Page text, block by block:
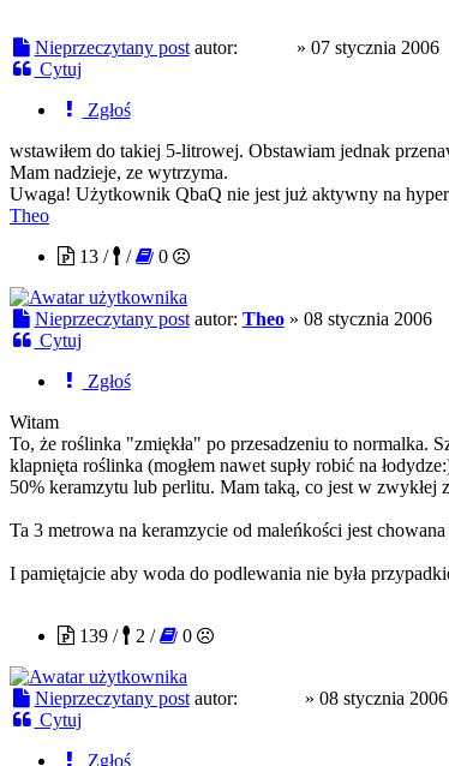
Nieprzeczytany post autor: » 07 stycznia 2006
Cytuj
Zgłoś
wstawiłem do takiej 5-litrowej. Obstawiam jednak
Mam nadzieje, ze wytrzyma.
Uwaga! Użytkownik QbaQ nie jest już aktywny na
Theo
13 /
/ 0
Nieprzeczytany post autor: Theo» 08 stycznia 2006
Cytuj
Zgłoś
Witam
To, że roślinka "zmiękła" po przesadzeniu to normalka.
klapnięta roślinka (mogłem nawet supły robić na
50% keramzytu lub perlitu. Mam taką, co jest w zwykłej
Ta 3 metrowa na keramzycie od maleńkości jest
I pamiętajcie aby woda do podlewania nie była
139 /
2 / 0
Nieprzeczytany post autor: » 08 stycznia 2006
Cytuj
Zgłoś